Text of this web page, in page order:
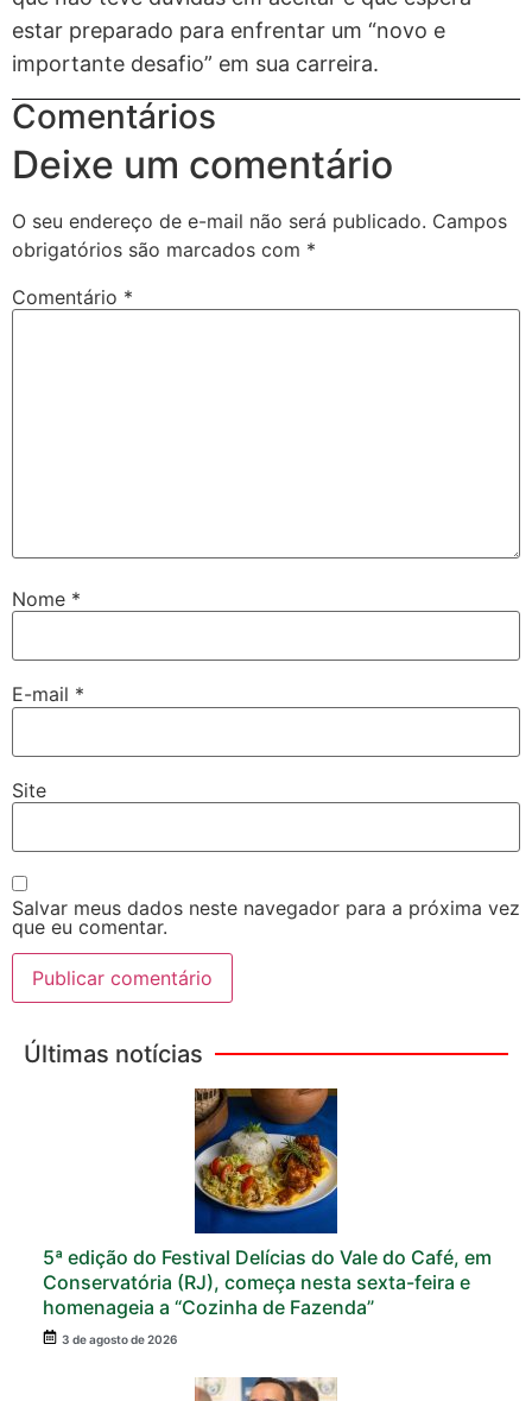
estar preparado para enfrentar um “novo e
importante desafio” em sua carreira.
Comentários
Deixe um comentário
O seu endereço de e-mail não será publicado. Campos
obrigatórios são marcados com *
Comentário *
Nome *
E-mail *
Site
Salvar meus dados neste navegador para a próxima vez
que eu comentar.
Últimas notícias
5ª edição do Festival Delícias do Vale do Café, em
Conservatória (RJ), começa nesta sexta-feira e
homenageia a “Cozinha de Fazenda”
3 de agosto de 2026